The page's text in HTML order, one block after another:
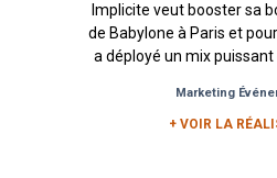
Implicite veut booster sa
de Babylone à Paris et
a déployé un mix
Marketing
+ VOIR LA